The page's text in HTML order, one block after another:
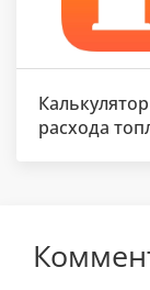
Калькулятор
расхода